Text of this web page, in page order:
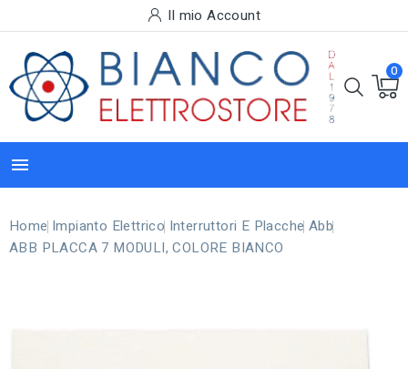
Il mio Account
0

Home Impianto Elettrico Interruttori E Placche Abb
ABB PLACCA 7 MODULI, COLORE BIANCO